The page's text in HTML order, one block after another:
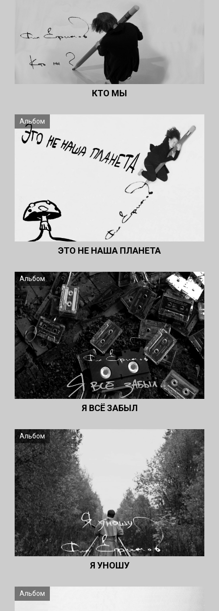
КТО МЫ
Альбом
ЭТО НЕ НАША ПЛАНЕТА
Альбом
Я ВСЁ ЗАБЫЛ
Альбом
Я УНОШУ
Альбом